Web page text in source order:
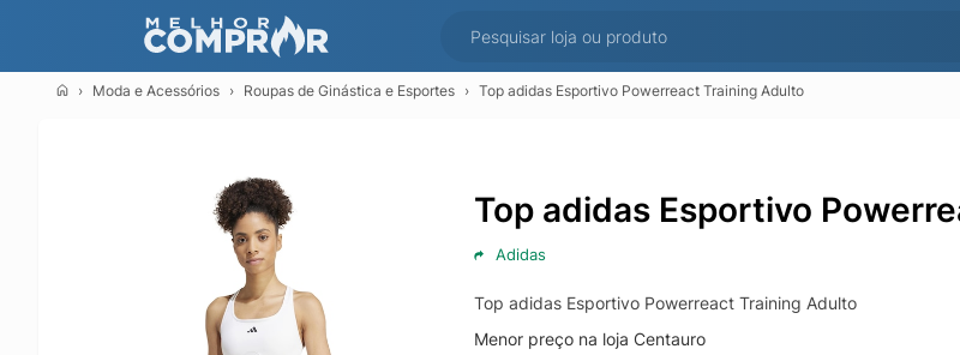
Moda e Acessórios Roupas de Ginástica e Esportes Top adidas Esportivo Powerreact Training Adulto
Top adidas Esportivo
Adidas
Top adidas Esportivo Powerreact Training Adulto
Menor preço na loja Centauro